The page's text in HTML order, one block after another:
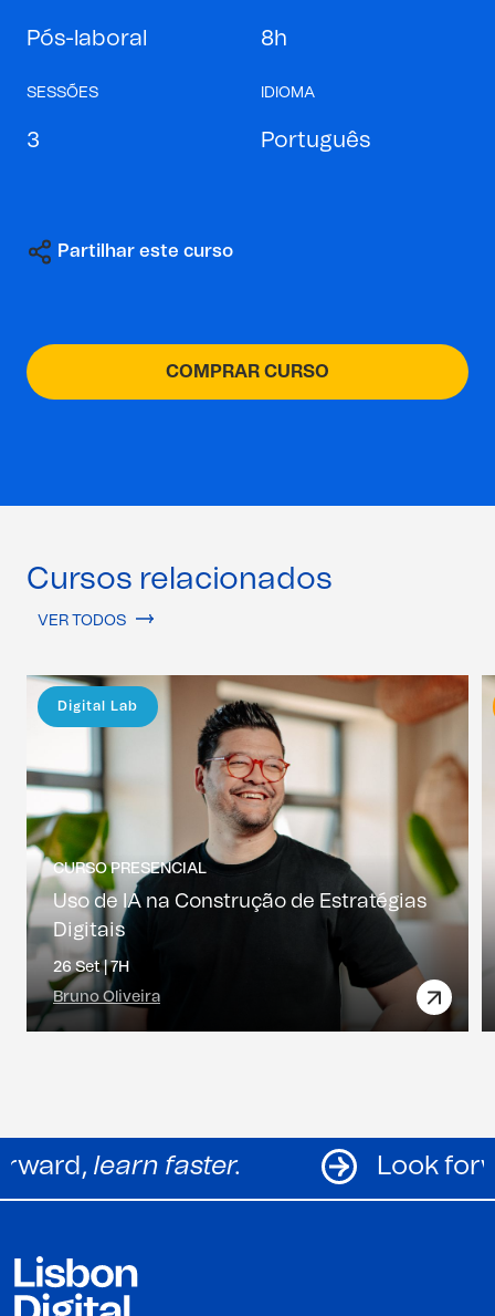
Pós-laboral 8h
SESSÕES
3
IDIOMA
Português
Partilhar este curso
COMPRAR CURSO
Cursos relacionados
VER TODOS
CURSO PRESENCIAL
Uso de IA na Construção de Estratégias
Digitais
26 Set |7H
Bruno Oliveira
Digital Lab
Look forward,learn faster.